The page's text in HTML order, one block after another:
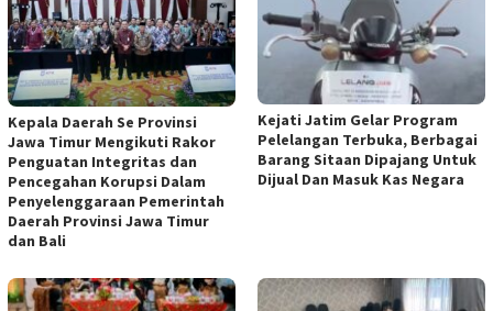
Kepala Daerah Se Provinsi
Jawa Timur Mengikuti Rakor
Penguatan Integritas dan
Pencegahan Korupsi Dalam
Penyelenggaraan Pemerintah
Daerah Provinsi Jawa Timur
dan Bali
Kejati Jatim Gelar Program
Pelelangan Terbuka, Berbagai
Barang Sitaan Dipajang Untuk
Dijual Dan Masuk Kas Negara